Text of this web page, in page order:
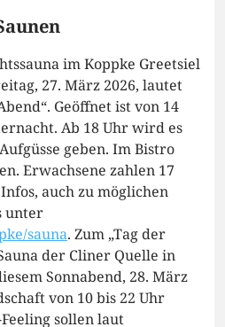
im Koppke Greetsiel
27. März 2026, lautet
Geöffnet ist von 14
Ab 18 Uhr wird es
geben. Im Bistro
Erwachsene zahlen 17
auch zu möglichen
unter
sauna. Zum „Tag der
der Cliner Quelle in
Sonnabend, 28. März
von 10 bis 22 Uhr
sollen laut